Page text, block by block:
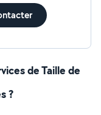
de Taille de
?